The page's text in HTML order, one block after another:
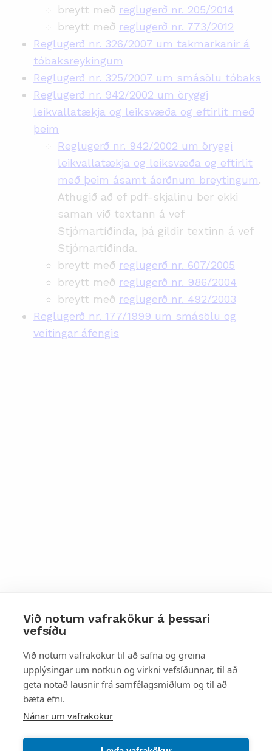
Við notum vafrakökur á þessari
vefsíðu
Við notum vafrakökur til að safna og greina
upplýsingar um notkun og virkni vefsíðunnar, til að
geta notað lausnir frá samfélagsmiðlum og til að
bæta efni.
Nánar um vafrakökur
breytt með reglugerð nr. 205/2014
breytt með reglugerð nr. 773/2012
Reglugerð nr. 326/2007 um takmarkanir á
tóbaksreykingum
Reglugerð nr. 325/2007 um smásölu tóbaks
Reglugerð nr. 942/2002 um öryggi
leikvallatækja og leiksvæða og eftirlit með
þeim
Reglugerð nr. 942/2002 um öryggi
leikvallatækja og leiksvæða og eftirlit
með þeim ásamt áorðnum breytingum.
Athugið að ef pdf-skjalinu ber ekki
saman við textann á vef
Stjórnartíðinda, þá gildir textinn á vef
Stjórnartíðinda.
breytt með reglugerð nr. 607/2005
breytt með reglugerð nr. 986/2004
breytt með reglugerð nr. 492/2003
Reglugerð nr. 177/1999 um smásölu og
veitingar áfengis
Styttu þér leið
Mest skoðað
Starfsstöðvar